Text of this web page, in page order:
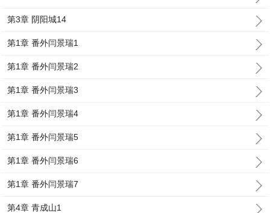
第3章 阴阳城14
第1章 番外闫景瑞1
第1章 番外闫景瑞2
第1章 番外闫景瑞3
第1章 番外闫景瑞4
第1章 番外闫景瑞5
第1章 番外闫景瑞6
第1章 番外闫景瑞7
第4章 青成山1